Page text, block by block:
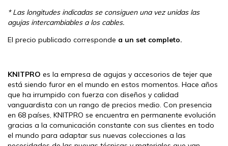
* Las longitudes indicadas se consiguen una vez unidas las
agujas intercambiables a los cables.
El precio publicado corresponde a un set completo.
KNITPRO es la empresa de agujas y accesorios de tejer que
está siendo furor en el mundo en estos momentos. Hace años
que ha irrumpido con fuerza con diseños y calidad
vanguardista con un rango de precios medio. Con presencia
en 68 países, KNITPRO se encuentra en permanente evolución
gracias a la comunicación constante con sus clientes en todo
el mundo para adaptar sus nuevas colecciones a las